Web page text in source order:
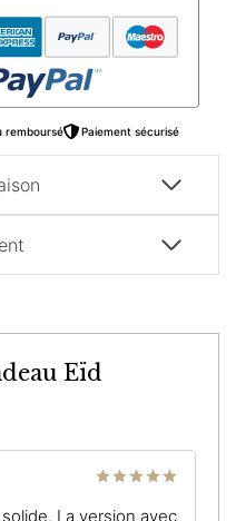
remboursé Paiement sécurisé
Eïd
La version avec